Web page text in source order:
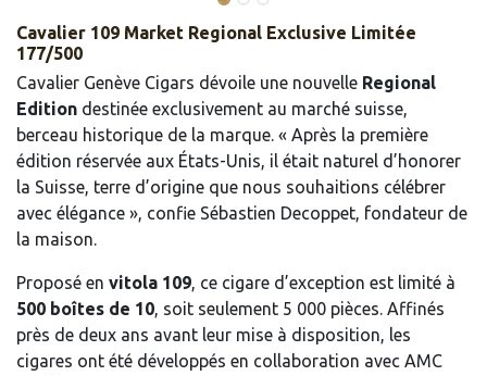
Cavalier 109 Market Regional Exclusive Limitée
177/500
Cavalier Genève Cigars dévoile une nouvelle Regional
Edition destinée exclusivement au marché suisse,
berceau historique de la marque. « Après la première
édition réservée aux États-Unis, il était naturel d’honorer
la Suisse, terre d’origine que nous souhaitions célébrer
avec élégance », confie Sébastien Decoppet, fondateur de
la maison.
Proposé en vitola 109, ce cigare d’exception est limité à
500 boîtes de 10, soit seulement 5 000 pièces. Affinés
près de deux ans avant leur mise à disposition, les
cigares ont été développés en collaboration avec AMC